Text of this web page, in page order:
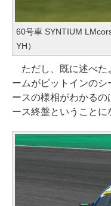
60号車 SYNTIUM
YH）
ただし、既に述べた
ームがピットインの
ースの様相がわかる
ース終盤ということに